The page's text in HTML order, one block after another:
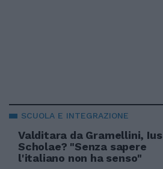
SCUOLA E INTEGRAZIONE
Valditara da Gramellini, Ius
Scholae? "Senza sapere
l'italiano non ha senso"